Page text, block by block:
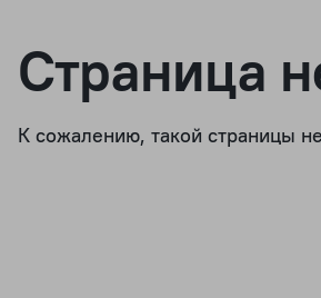
Страница
К сожалению, такой страницы